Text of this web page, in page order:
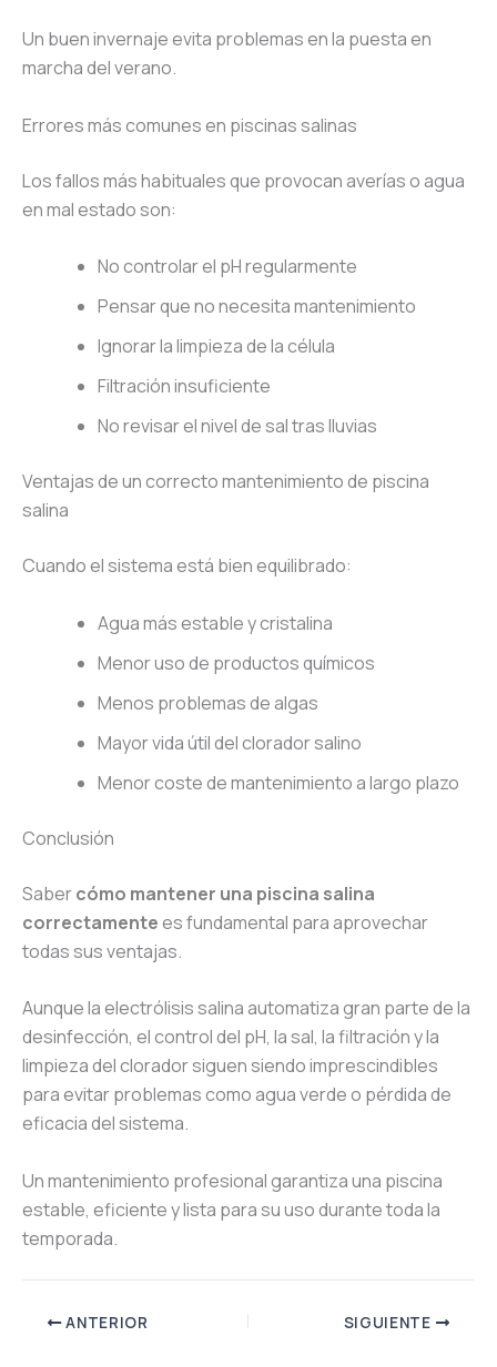
Un buen invernaje evita problemas en la puesta en
marcha del verano.
Errores más comunes en piscinas salinas
Los fallos más habituales que provocan averías o agua
en mal estado son:
No controlar el pH regularmente
Pensar que no necesita mantenimiento
Ignorar la limpieza de la célula
Filtración insuficiente
No revisar el nivel de sal tras lluvias
Ventajas de un correcto mantenimiento de piscina
salina
Cuando el sistema está bien equilibrado:
Agua más estable y cristalina
Menor uso de productos químicos
Menos problemas de algas
Mayor vida útil del clorador salino
Menor coste de mantenimiento a largo plazo
Conclusión
Sabercómo mantener una piscina salina
correctamentees fundamental para aprovechar
todas sus ventajas.
Aunque la electrólisis salina automatiza gran parte de la
desinfección, el control del pH, la sal, la filtración y la
limpieza del clorador siguen siendo imprescindibles
para evitar problemas como agua verde o pérdida de
eficacia del sistema.
Un mantenimiento profesional garantiza una piscina
estable, eficiente y lista para su uso durante toda la
temporada.
ANTERIOR SIGUIENTE